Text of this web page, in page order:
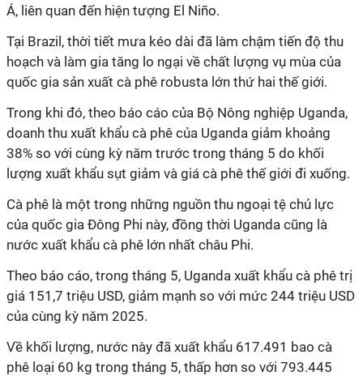
Á, liên quan đến hiện tượng El Niño.
Tại Brazil, thời tiết mưa kéo dài đã làm chậm tiến độ thu
hoạch và làm gia tăng lo ngại về chất lượng vụ mùa của
quốc gia sản xuất cà phê robusta lớn thứ hai thế giới.
Trong khi đó, theo báo cáo của Bộ Nông nghiệp Uganda,
doanh thu xuất khẩu cà phê của Uganda giảm khoảng
38% so với cùng kỳ năm trước trong tháng 5 do khối
lượng xuất khẩu sụt giảm và giá cà phê thế giới đi xuống.
Cà phê là một trong những nguồn thu ngoại tệ chủ lực
của quốc gia Đông Phi này, đồng thời Uganda cũng là
nước xuất khẩu cà phê lớn nhất châu Phi.
Theo báo cáo, trong tháng 5, Uganda xuất khẩu cà phê trị
giá 151,7 triệu USD, giảm mạnh so với mức 244 triệu USD
của cùng kỳ năm 2025.
Về khối lượng, nước này đã xuất khẩu 617.491 bao cà
phê loại 60 kg trong tháng 5, thấp hơn so với 793.445